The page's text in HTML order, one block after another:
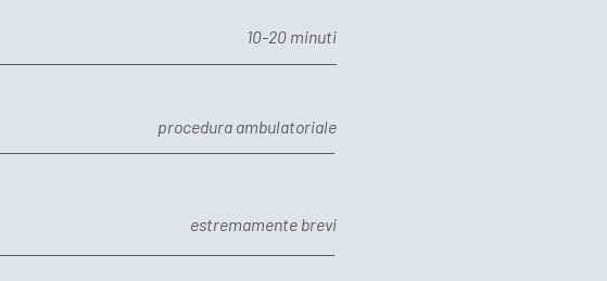
10-20 minuti
procedura ambulatoriale
estremamente brevi